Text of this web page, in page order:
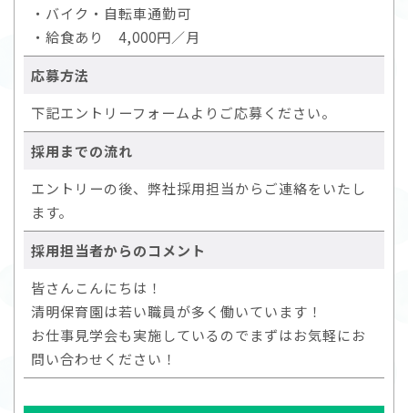
・バイク・自転車通勤可
・給食あり 4,000円／月
応募方法
下記エントリーフォームよりご応募ください。
採用までの流れ
エントリーの後、弊社採用担当からご連絡をいたし
ます。
採用担当者からのコメント
皆さんこんにちは！
清明保育園は若い職員が多く働いています！
お仕事見学会も実施しているのでまずはお気軽にお
問い合わせください！